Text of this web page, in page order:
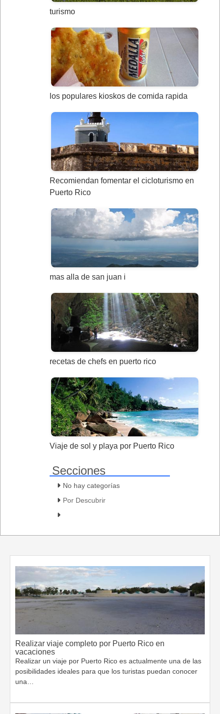
turismo
los populares kioskos de comida rapida
Recomiendan fomentar el cicloturismo en
Puerto Rico
mas alla de san juan i
recetas de chefs en puerto rico
Viaje de sol y playa por Puerto Rico
Secciones
No hay categorías
Por Descubrir
Realizar viaje completo por Puerto Rico en
vacaciones
Realizar un viaje por Puerto Rico es actualmente una de las
posibilidades ideales para que los turistas puedan conocer
una…